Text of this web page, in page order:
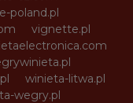
poland.pl
vignette.pl
winieta-litwa.pl
wegry.pl